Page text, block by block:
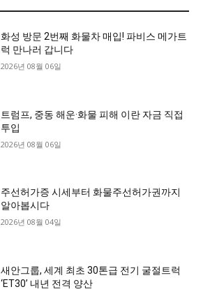
화성 방문 2번째 화물차 매입! 파비스 메가트
럭 만나러 갑니다
2026년 08월 06일
트럼프, 중동 해운·화물 피해 이란 자금 직접
투입
2026년 08월 06일
주선허가증 시세부터 화물주선허가권까지
알아봅시다
2026년 08월 04일
새안그룹, 세계 최초 30톤급 전기 굴절트럭
‘ET30’ 내년 전격 양산